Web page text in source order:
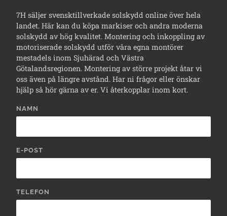
7H säljer svensktillverkade solskydd online över hela
landet. Här kan du köpa markiser och andra moderna
solskydd av hög kvalitet. Montering och inkoppling av
motoriserade solskydd utför våra egna montörer
mestadels inom Sjuhärad och Västra
Götalandsregionen. Montering av större projekt åtar vi
oss även på längre avstånd. Har ni frågor eller önskar
hjälp så hör gärna av er. Vi återkopplar inom kort.
NAMN
E-POST
TELEFON